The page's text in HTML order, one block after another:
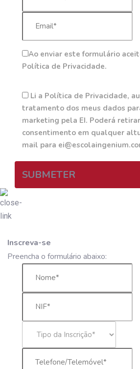
Ao enviar este formulário
Política de Privacidade.
Li a Política de Privacidade,
tratamento dos meus dados
marketing pela EI. Poderá
consentimento em qualquer
mail para
SUBMETER
Inscreva-se
Preencha o formulário abaixo: